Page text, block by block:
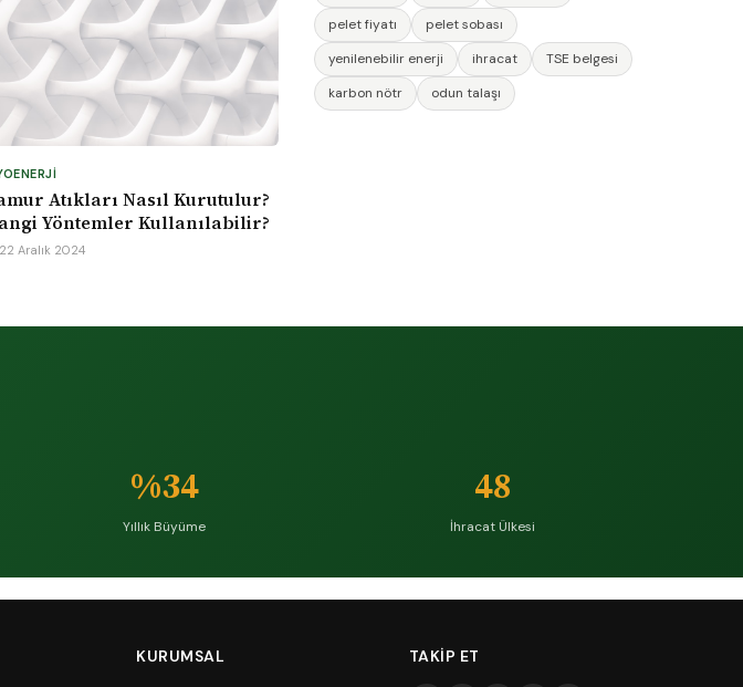
Atıkları Nasıl Kurutulur?
Yöntemler Kullanılabilir?
Aralık 2024
pelet fiyatı
pelet sobası
yenilenebilir enerji
ihracat
TSE belgesi
karbon nötr
odun talaşı
%34
Yıllık Büyüme
48
İhracat Ülkesi
KURUMSAL TAKIP ET